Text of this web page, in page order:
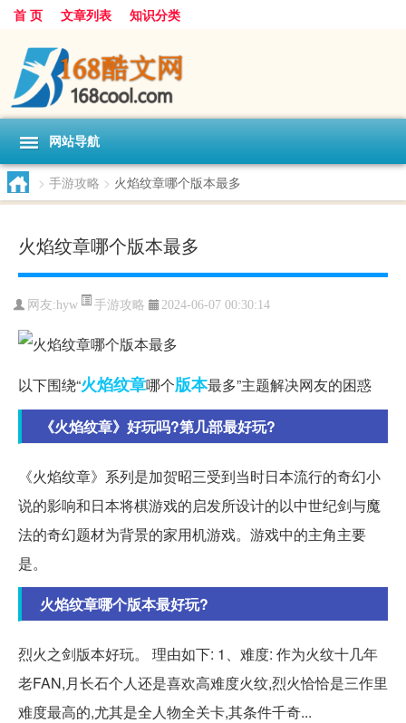
首 页 文章列表 知识分类
网站导航
> 手游攻略 > 火焰纹章哪个版本最多
火焰纹章哪个版本最多
网友:hyw 手游攻略 2024-06-07 00:30:14
以下围绕“火焰纹章哪个版本最多”主题解决网友的困惑
《火焰纹章》好玩吗?第几部最好玩?
《火焰纹章》系列是加贺昭三受到当时日本流行的奇幻小
说的影响和日本将棋游戏的启发所设计的以中世纪剑与魔
法的奇幻题材为背景的家用机游戏。游戏中的主角主要
是。
火焰纹章哪个版本最好玩?
烈火之剑版本好玩。 理由如下: 1、难度: 作为火纹十几年
老FAN,月长石个人还是喜欢高难度火纹,烈火恰恰是三作里
难度最高的,尤其是全人物全关卡,其条件千奇...